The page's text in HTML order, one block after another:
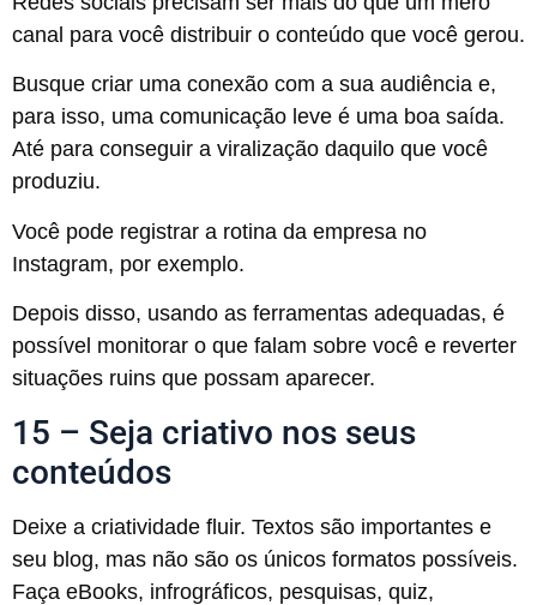
canal para você distribuir o conteúdo que você gerou.
Busque criar uma conexão com a sua audiência e,
para isso, uma comunicação leve é uma boa saída.
Até para conseguir a viralização daquilo que você
produziu.
Você pode registrar a rotina da empresa no
Instagram, por exemplo.
Depois disso, usando as ferramentas adequadas, é
possível monitorar o que falam sobre você e reverter
situações ruins que possam aparecer.
15 – Seja criativo nos seus
conteúdos
Deixe a criatividade fluir. Textos são importantes e
seu blog, mas não são os únicos formatos possíveis.
Faça eBooks, infrográficos, pesquisas, quiz,